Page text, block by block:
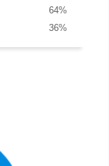
%
64
%
36